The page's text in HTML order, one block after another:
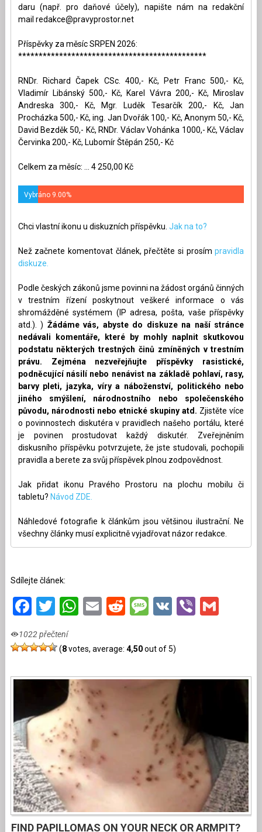
daru (např. pro daňové účely), napište nám na redakční
mail redakce@pravyprostor.net
Příspěvky za měsíc SRPEN 2026:
**********************************************
RNDr. Richard Čapek CSc. 400,- Kč, Petr Franc 500,- Kč,
Vladimír Libánský 500,- Kč, Karel Vávra 200,- Kč, Miroslav
Andreska 300,- Kč, Mgr. Luděk Tesarčík 200,- Kč, Jan
Procházka 500,- Kč, ing. Jan Dvořák 100,- Kč, Anonym 50,- Kč,
David Bezděk 50,- Kč, RNDr. Václav Vohánka 1000,- Kč, Václav
Červinka 200,- Kč, Lubomír Štěpán 250,- Kč
Celkem za měsíc: ... 4 250,00 Kč
Vybráno 9.00%
Chci vlastní ikonu u diskuzních příspěvku. Jak na to?
Než začnete komentovat článek, přečtěte si prosímpravidla
diskuze.
Podle českých zákonů jsme povinni na žádost orgánů činných
v trestním řízení poskytnout veškeré informace o vás
shromážděné systémem (IP adresa, pošta, vaše příspěvky
atd.). ) Žádáme vás, abyste do diskuze na naší stránce
nedávali komentáře, které by mohly naplnit skutkovou
podstatu některých trestných činů zmíněných v trestním
právu. Zejména nezveřejňujte příspěvky rasistické,
podněcující násilí nebo nenávist na základě pohlaví, rasy,
barvy pleti, jazyka, víry a náboženství, politického nebo
jiného smýšlení, národnostního nebo společenského
původu, národnosti nebo etnické skupiny atd. Zjistěte více
o povinnostech diskutéra v pravidlech našeho portálu, které
je povinen prostudovat každý diskutér. Zveřejněním
diskusního příspěvku potvrzujete, že jste studovali, pochopili
pravidla a berete za svůj příspěvek plnou zodpovědnost.
Jak přidat ikonu Pravého Prostoru na plochu mobilu či
tabletu? Návod ZDE.
Náhledové fotografie k článkům jsou většinou ilustrační. Ne
všechny články musí explicitně vyjadřovat názor redakce.
Sdílejte článek:
Facebook
Twitter
WhatsApp
EmailRedditMessage
VKViber
1022 přečtení
(8votes, average: 4,50out of 5)
FIND PAPILLOMAS ON YOUR NECK OR ARMPIT?